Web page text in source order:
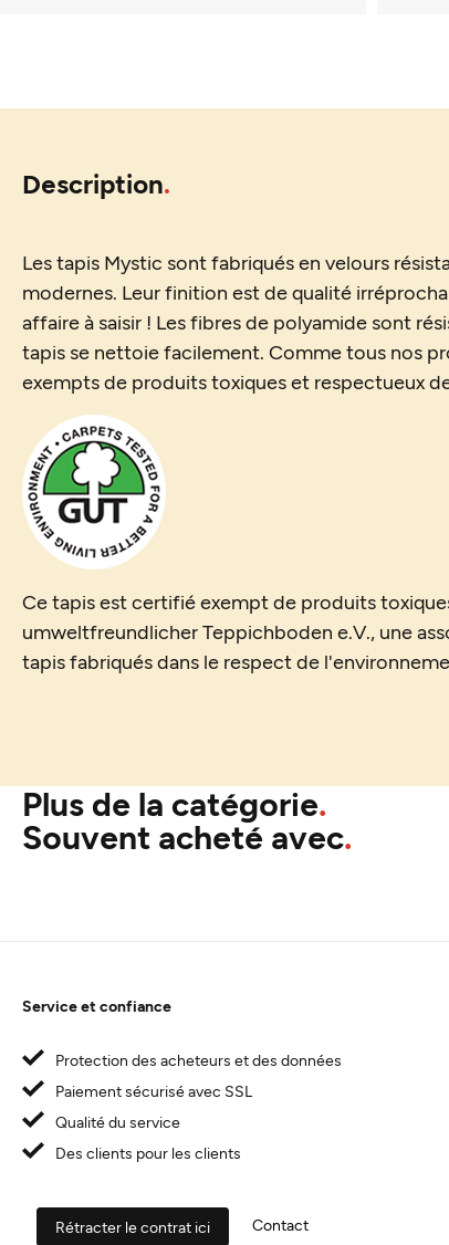
Description
Les tapis Mystic sont fabriqués en velours
modernes. Leur finition est de qualité
affaire à saisir ! Les fibres de polyamide sont
tapis se nettoie facilement. Comme tous nos
exempts de produits toxiques et respectueux
Ce tapis est certifié exempt de produits
umweltfreundlicher Teppichboden e.V., une
tapis fabriqués dans le respect de
Plus de la catégorie
Souvent acheté avec
Service et confiance
Protection des acheteurs et des données
Paiement sécurisé avec SSL
Qualité du service
Des clients pour les clients
Rétracter le contrat ici Contact